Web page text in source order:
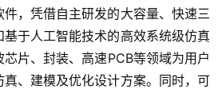
，凭借自主研发的大容量、快速三
于人工智能技术的高效系统级仿真
片、封装、高速PCB等领域为用户
、建模及优化设计方案。同时，可